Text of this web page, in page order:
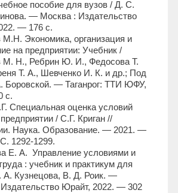
пособие для вузов / Д. С.
— Москва : Издательство
— 176 с.
М.Н. Экономика, организация и
на предприятии: Учебник /
М. Н., Ребрин Ю. И., Федосова Т.
Т. А., Шевченко И. К. и др.; Под
Боровской. — Таганрог: ТТИ ЮФУ,
с.
Специальная оценка условий
/ С.Г. Криган //
Наука. Образование. — 2021. —
1292-1299.
Е. А. Управление условиями и
: учебник и практикум для
А. Кузнецова, В. Д. Роик. —
Юрайт, 2022. — 302